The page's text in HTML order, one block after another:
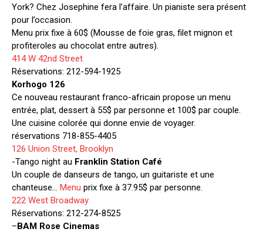
York? Chez Josephine fera l’affaire. Un pianiste sera présent
pour l’occasion.
Menu prix fixe à 60$ (Mousse de foie gras, filet mignon et
profiteroles au chocolat entre autres).
414 W 42nd Street
Réservations: 212-594-1925
Korhogo 126
Ce nouveau restaurant franco-africain propose un menu
entrée, plat, dessert à 55$ par personne et 100$ par couple.
Une cuisine colorée qui donne envie de voyager.
réservations 718-855-4405
126 Union Street, Brooklyn
-Tango night au Franklin Station Café
Un couple de danseurs de tango, un guitariste et une
chanteuse… Menu prix fixe à 37.95$ par personne.
222 West Broadway
Réservations: 212-274-8525
–BAM Rose Cinemas